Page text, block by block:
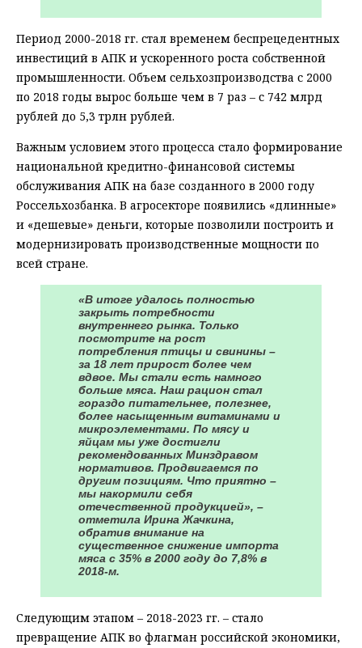
Период 2000-2018 гг. стал временем беспрецедентных
инвестиций в АПК и ускоренного роста собственной
промышленности. Объем сельхозпроизводства с 2000
по 2018 годы вырос больше чем в 7 раз – с 742 млрд
рублей до 5,3 трлн рублей.
Важным условием этого процесса стало формирование
национальной кредитно-финансовой системы
обслуживания АПК на базе созданного в 2000 году
Россельхозбанка. В агросекторе появились «длинные»
и «дешевые» деньги, которые позволили построить и
модернизировать производственные мощности по
всей стране.
«В итоге удалось полностью
закрыть потребности
внутреннего рынка. Только
посмотрите на рост
потребления птицы и свинины –
за 18 лет прирост более чем
вдвое. Мы стали есть намного
больше мяса. Наш рацион стал
гораздо питательнее, полезнее,
более насыщенным витаминами и
микроэлементами. По мясу и
яйцам мы уже достигли
рекомендованных Минздравом
нормативов. Продвигаемся по
другим позициям. Что приятно –
мы накормили себя
отечественной продукцией», –
отметила Ирина Жачкина,
обратив внимание на
существенное снижение импорта
мяса с 35% в 2000 году до 7,8% в
2018-м.
Следующим этапом – 2018-2023 гг. – стало
превращение АПК во флагман российской экономики,